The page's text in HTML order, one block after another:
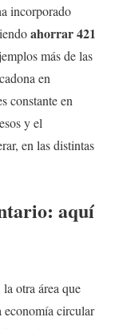
incorporado
ahorrar 421
más de las
en
constante en
y el
en las distintas
aquí
otra área que
economía circular